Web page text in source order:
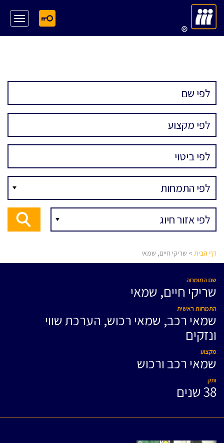
דף הבית > שריקי חיים, שמאי
שם המומחה
שריקי חיים, שמאי
התמחות ראשית
שמאי רכב, שמאי רכוש, הערכת שווי
ונזקים
מקצוע
שמאי רכב ורכוש
ותק
38 שנים